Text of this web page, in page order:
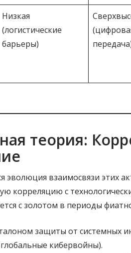
Низкая
(логистические
барьеры)
теория:
эволюция взаимосвязи этих
корреляцию с
с золотом в периоды
защиты от системных
глобальные кибервойны).